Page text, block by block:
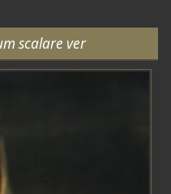
scalare ver